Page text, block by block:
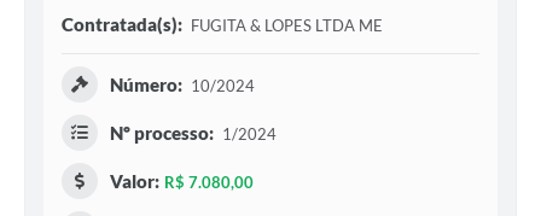
Contratada(s): FUGITA & LOPES LTDA ME
Número: 10/2024
Nº processo: 1/2024
Valor: R$ 7.080,00